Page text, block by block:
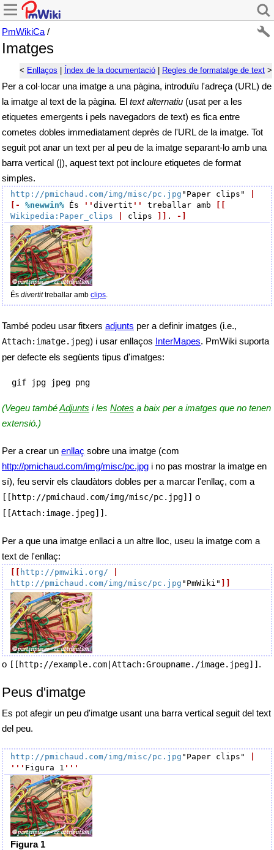
PmWikiCa /
Imatges
< Enllaços Índex de la documentació Regles de formatatge de text >
Per a col·locar una imatge a una pàgina, introduïu l'adreça (URL) de
la imatge al text de la pàgina. El text alternatiu (usat per a les
etiquetes emergents i pels navegadors de text) es fica entre
cometes dobles immediatament deprès de l'URL de la imatge. Tot
seguit pot anar un text per al peu de la imatge separant-lo amb una
barra vertical (|), aquest text pot incloure etiquetes de format
simples.
http://pmichaud.com/img/misc/pc.jpg "Paper clips"
[-
%newwin% És '' divertit '' treballar amb
Wikipedia:Paper_clips
clips . -]
És divertittreballar amb clips.
També podeu usar fitxers adjunts per a definir imatges (i.e.,
Attach:imatge.jpeg) i usar enllaços InterMapes. PmWiki suporta
per defecte els següents tipus d'imatges:
(Vegeu tambéAdjunts i les Notes a baix per a imatges que no tenen
extensió.)
Per a crear un enllaç sobre una imatge (com
http://pmichaud.com/img/misc/pc.jpg i no pas mostrar la imatge en
sí), feu servir els claudàtors dobles per a marcar l'enllaç, com a
[[http://pmichaud.com/img/misc/pc.jpg]] o
[[Attach:image.jpeg]] .
Per a que una imatge enllaci a un altre lloc, useu la imatge com a
text de l'enllaç:
[[ http://pmwiki.org/
http://pmichaud.com/img/misc/pc.jpg "PmWiki" ]]
o [[http://example.com|Attach:Groupname./image.jpeg]] .
Peus d'imatge
Es pot afegir un peu d'imatge usant una barra vertical seguit del text
del peu.
http://pmichaud.com/img/misc/pc.jpg "Paper clips"
''' Figura 1 '''
Figura 1